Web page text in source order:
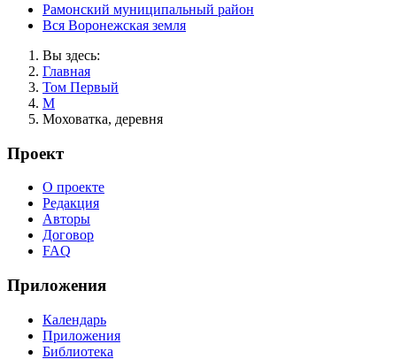
Рамонский муниципальный район
Вся Воронежская земля
Вы здесь:
Главная
Том Первый
М
Моховатка, деревня
Проект
О проекте
Редакция
Авторы
Договор
FAQ
Приложения
Календарь
Приложения
Библиотека